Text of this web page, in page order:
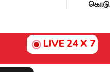
LIVE 24 X 7